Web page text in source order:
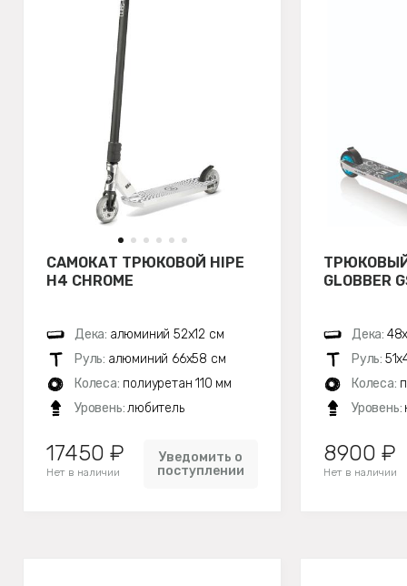
САМОКАТ ТРЮКОВОЙ HIPE
H4 CHROME
Дека: алюминий 52х12 см
Руль: алюминий 66х58 см
Колеса: полиуретан 110 мм
Уровень:любитель
17450 ₽
Нет в наличии
Уведомить о
поступлении
GLOBBER
Дека:
Руль:
Колеса:
Уровень:
8900 ₽
Нет в наличии